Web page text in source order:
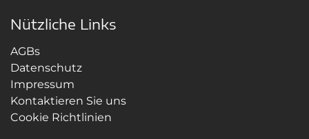
Nützliche Links
AGBs
Datenschutz
Impressum
Kontaktieren Sie uns
Cookie Richtlinien